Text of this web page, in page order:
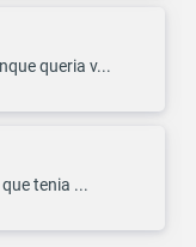
queria v...
tenia ...